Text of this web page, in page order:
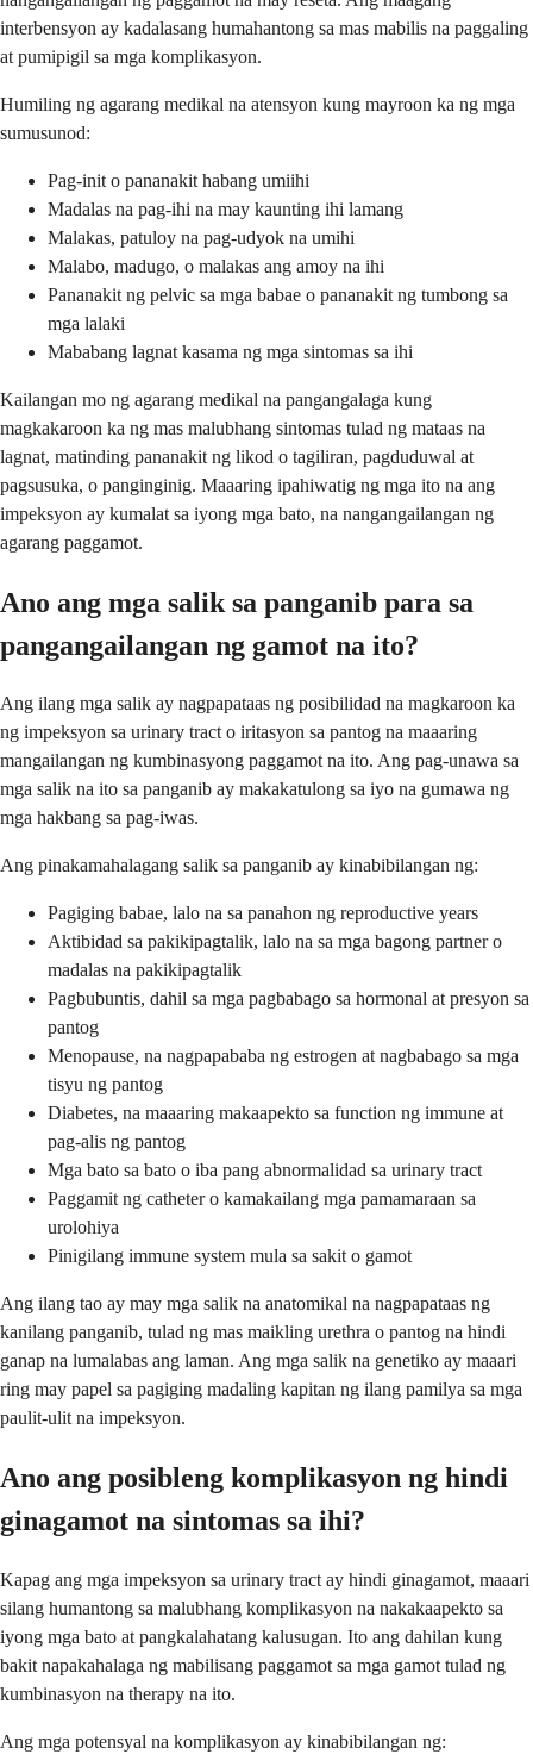
interbensyon ay kadalasang humahantong sa mas mabilis na paggaling
at pumipigil sa mga komplikasyon.
Humiling ng agarang medikal na atensyon kung mayroon ka ng mga
sumusunod:
Pag-init o pananakit habang umiihi
Madalas na pag-ihi na may kaunting ihi lamang
Malakas, patuloy na pag-udyok na umihi
Malabo, madugo, o malakas ang amoy na ihi
Pananakit ng pelvic sa mga babae o pananakit ng tumbong sa
mga lalaki
Mababang lagnat kasama ng mga sintomas sa ihi
Kailangan mo ng agarang medikal na pangangalaga kung
magkakaroon ka ng mas malubhang sintomas tulad ng mataas na
lagnat, matinding pananakit ng likod o tagiliran, pagduduwal at
pagsusuka, o panginginig. Maaaring ipahiwatig ng mga ito na ang
impeksyon ay kumalat sa iyong mga bato, na nangangailangan ng
agarang paggamot.
Ano ang mga salik sa panganib para sa
pangangailangan ng gamot na ito?
Ang ilang mga salik ay nagpapataas ng posibilidad na magkaroon ka
ng impeksyon sa urinary tract o iritasyon sa pantog na maaaring
mangailangan ng kumbinasyong paggamot na ito. Ang pag-unawa sa
mga salik na ito sa panganib ay makakatulong sa iyo na gumawa ng
mga hakbang sa pag-iwas.
Ang pinakamahalagang salik sa panganib ay kinabibilangan ng:
Pagiging babae, lalo na sa panahon ng reproductive years
Aktibidad sa pakikipagtalik, lalo na sa mga bagong partner o
madalas na pakikipagtalik
Pagbubuntis, dahil sa mga pagbabago sa hormonal at presyon sa
pantog
Menopause, na nagpapababa ng estrogen at nagbabago sa mga
tisyu ng pantog
Diabetes, na maaaring makaapekto sa function ng immune at
pag-alis ng pantog
Mga bato sa bato o iba pang abnormalidad sa urinary tract
Paggamit ng catheter o kamakailang mga pamamaraan sa
urolohiya
Pinigilang immune system mula sa sakit o gamot
Ang ilang tao ay may mga salik na anatomikal na nagpapataas ng
kanilang panganib, tulad ng mas maikling urethra o pantog na hindi
ganap na lumalabas ang laman. Ang mga salik na genetiko ay maaari
ring may papel sa pagiging madaling kapitan ng ilang pamilya sa mga
paulit-ulit na impeksyon.
Ano ang posibleng komplikasyon ng hindi
ginagamot na sintomas sa ihi?
Kapag ang mga impeksyon sa urinary tract ay hindi ginagamot, maaari
silang humantong sa malubhang komplikasyon na nakakaapekto sa
iyong mga bato at pangkalahatang kalusugan. Ito ang dahilan kung
bakit napakahalaga ng mabilisang paggamot sa mga gamot tulad ng
kumbinasyon na therapy na ito.
Ang mga potensyal na komplikasyon ay kinabibilangan ng: